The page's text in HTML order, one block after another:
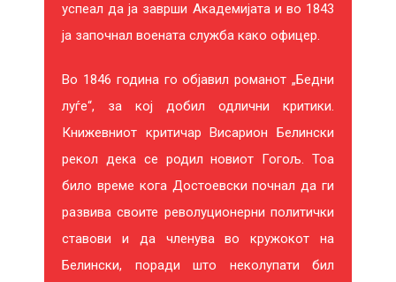
успеал да ја заврши Академијата и во 1843
ја започнал воената служба како офицер.
Во 1846 година го објавил романот „Бедни
луѓе“, за кој добил одлични критики.
Книжевниот критичар Висарион Белински
рекол дека се родил новиот Гогољ. Тоа
било време кога Достоевски почнал да ги
развива своите револуционерни политички
ставови и да членува во кружокот на
Белински, поради што неколупати бил
Ерих Марија Ремарк
ДОДАДИ ВО КОШНИЧКА